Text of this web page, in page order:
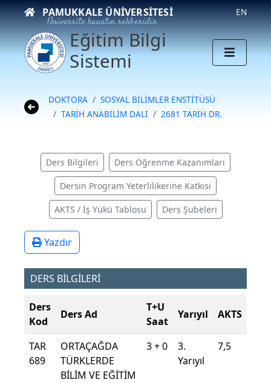
PAMUKKALE ÜNIVERSITESI
Üniversite hayatın rehberidir
EN
Eğitim Bilgi
Sistemi
DOKTORA
SOSYAL BİLİMLER ENSTİTÜSÜ
TARİH ANABİLİM DALI
2681 TARİH DR.
Ders Bilgileri Ders Öğrenme Kazanımları
Dersin Program Yeterlilikerine Katkısı
AKTS / İş Yükü Tablosu Ders Şubeleri
Yazdır
DERS BİLGİLERİ
Ders
Kod
Ders Ad
T+U
Saat
Yarıyıl AKTS
TAR
689
ORTAÇAĞDA
TÜRKLERDE
BİLİM VE EĞİTİM
3 + 0
3.
Yarıyıl
7,5